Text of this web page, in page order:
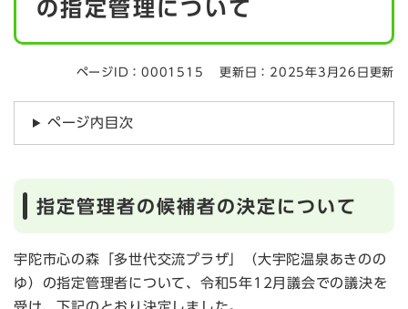
の指定管理について
ページID：0001515 更新日：2025年3月26日更新
ページ内目次
指定管理者の候補者の決定について
宇陀市心の森「多世代交流プラザ」（大宇陀温泉あきのの
ゆ）の指定管理者について、令和5年12月議会での議決を